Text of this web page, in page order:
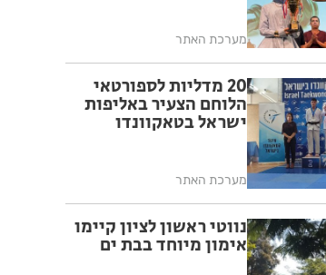
מערכת האתר
20 מדליות לספורטאי
הלוחם הצעיר באליפות
ישראל בטאקוונדו
מערכת האתר
נווטי ראשון לציון קיימו
אימון מיוחד בבת ים